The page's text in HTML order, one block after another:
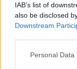
IAB’s list of
also be disclosed
Downstream
Personal
ΕΛΛΆΔΑ
Πέθανε και η
είχε χαθεί
Μεγαλώνει ο